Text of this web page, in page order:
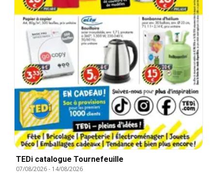
TEDi catalogue Tournefeuille
07/08/2026- 14/08/2026